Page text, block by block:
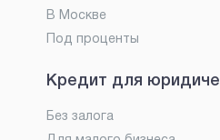
В Москве
Под проценты
Кредит для
Без залога